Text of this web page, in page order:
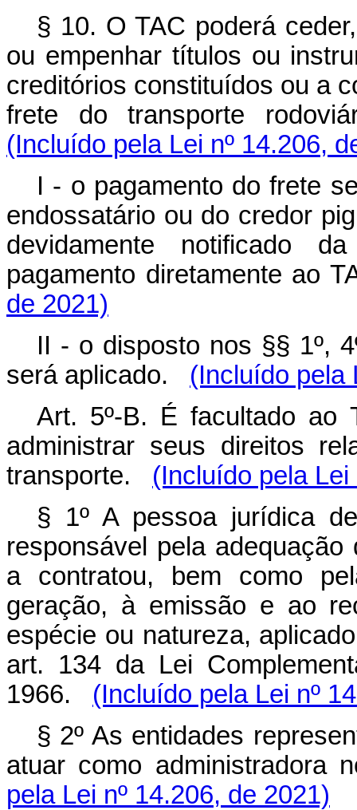
§ 10. O TAC poderá
ou empenhar títulos ou
creditórios constituídos ou a
frete do transporte
(Incluído pela Lei nº 14.206,
I - o pagamento do frete
endossatário ou do credor
devidamente notificado
pagamento diretamente ao
de 2021)
II - o disposto nos §§ 1º,
será aplicado.
(Incluído pela
Art. 5º-B. É facultado ao
administrar seus direitos
transporte. (Incluído pela Lei
§ 1º A pessoa jurídica
responsável pela
a contratou, bem como
geração, à emissão e ao
espécie ou natureza,
art. 134 da Lei
1966.
(Incluído pela Lei nº
§ 2º As entidades
atuar como administradora
pela Lei nº 14.206, de 2021)